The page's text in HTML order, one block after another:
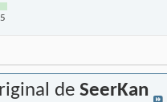
de SeerKan